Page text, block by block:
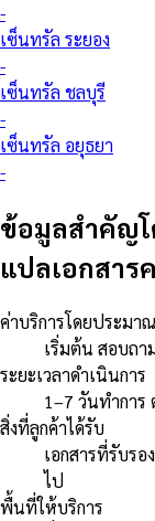
-
เซ็นทรัล ระยอง
-
เซ็นทรัล ชลบุรี
-
เซ็นทรัล อยุธยา
-
ข้อมูลสำคัญ
แปลเอกสาร
ค่าบริการโดยประมาณ
เริ่มต้น สอบถา
ระยะเวลาดำเนินการ
1–7 วันทำการ
สิ่งที่ลูกค้าได้รับ
เอกสารที่รับร
ไป
พื้นที่ให้บริการ